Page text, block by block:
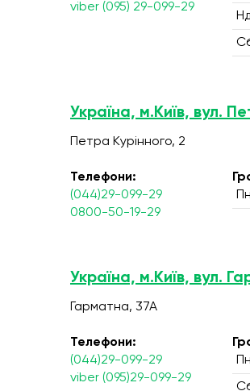
viber (095) 29-099-29
Україна, м.Київ, вул.
Петра Курінного, 2
Телефони:
(044)29-099-29
0800-50-19-29
Україна, м.Київ, вул.
Гарматна, 37А
Телефони:
(044)29-099-29
viber (095)29-099-29